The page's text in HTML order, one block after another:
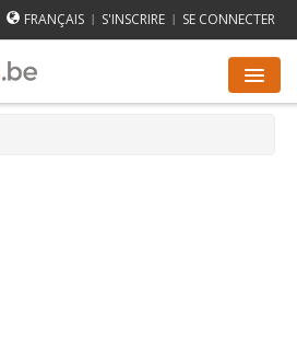
FRANÇAIS | S'INSCRIRE | SE CONNECTER